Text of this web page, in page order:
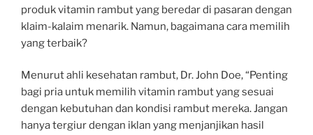
produk vitamin rambut yang beredar di pasaran dengan
klaim-kalaim menarik. Namun, bagaimana cara memilih
yang terbaik?
Menurut ahli kesehatan rambut, Dr. John Doe, “Penting
bagi pria untuk memilih vitamin rambut yang sesuai
dengan kebutuhan dan kondisi rambut mereka. Jangan
hanya tergiur dengan iklan yang menjanjikan hasil